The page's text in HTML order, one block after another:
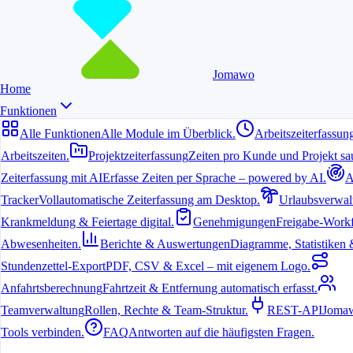
Jomawo
Home
Funktionen
Alle FunktionenAlle Module im Überblick.
Arbeitszeiten.
ProjektzeiterfassungZeiten pro Kunde und Projekt
Zeiterfassung mit AIErfasse Zeiten per Sprache – powered by AI.
TrackerVollautomatische Zeiterfassung am Desktop.
Krankmeldung & Feiertage digital.
GenehmigungenFreigabe-
Abwesenheiten.
Berichte & AuswertungenDiagramme, Statistiken
Stundenzettel-ExportPDF, CSV & Excel – mit eigenem Logo.
AnfahrtsberechnungFahrtzeit & Entfernung automatisch erfasst.
TeamverwaltungRollen, Rechte & Team-Struktur. REST-API
Tools verbinden.
FAQAntworten auf die häufigsten Fragen.